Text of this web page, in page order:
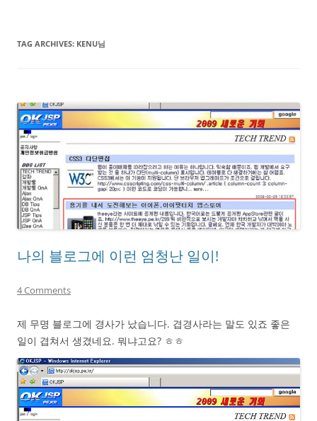
TAG ARCHIVES: KENU님
나의 블로그에 이런 엄청난 일이!
4 Comments
제 무명 블로그에 경사가 났습니다. 겹경사라는 말도 있죠 좋은
일이 겹쳐서 생겼네요. 뭐냐고요? ㅎㅎ